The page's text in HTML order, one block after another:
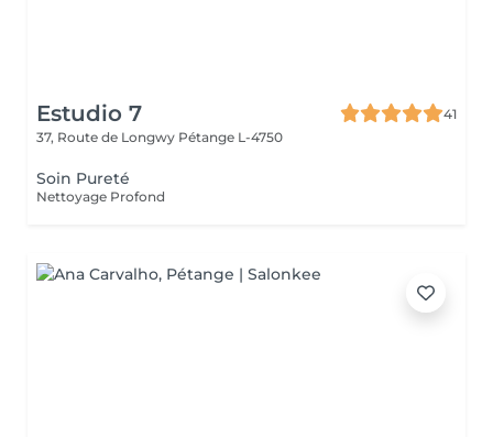
Estudio 7
41
37, Route de Longwy Pétange L-4750
Soin Pureté
Nettoyage Profond